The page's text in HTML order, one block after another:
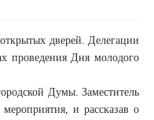
дверей. Делегации
проведения Дня молодого
Думы. Заместитель
и рассказав о